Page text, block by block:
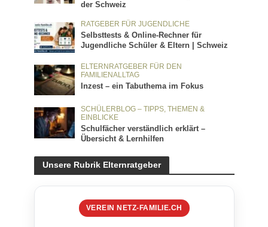
der Schweiz
RATGEBER FÜR JUGENDLICHE
Selbsttests & Online-Rechner für
Jugendliche Schüler & Eltern | Schweiz
ELTERNRATGEBER FÜR DEN
FAMILIENALLTAG
Inzest – ein Tabuthema im Fokus
SCHÜLERBLOG – TIPPS, THEMEN &
EINBLICKE
Schulfächer verständlich erklärt –
Übersicht & Lernhilfen
Unsere Rubrik Elternratgeber
VEREIN NETZ-FAMILIE.CH